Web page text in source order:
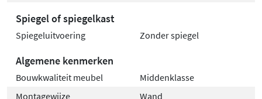
Spiegel of spiegelkast
Spiegeluitvoering Zonder spiegel
Algemene kenmerken
Bouwkwaliteit meubel
Middenklasse
Montagewijze
Wand